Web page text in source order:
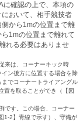
に確認の上で、本項の
おいて、相手競技者
から1mの位置まで離
1mの位置まで離れて
れる必要はありませ
来は、コーナーキック時
ン後方に位置する場合を除
でコーナートライアングル
置を取ることができ（【図
です。この場合、コーナー
1-2】青線で示す）、守備が